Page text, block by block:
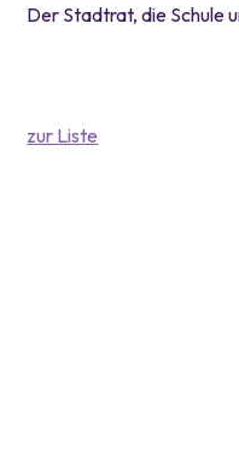
Der Stadtrat, die Schule
zur Liste